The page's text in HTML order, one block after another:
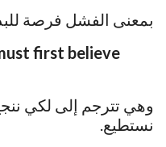
بمعنى الفشل فرصة
first believe
وهي تترجم إلى لكي
نستطيع.